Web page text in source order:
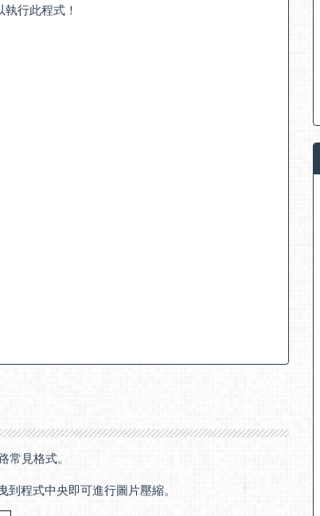
執行此程式！
見格式。
程式中央即可進行圖片壓縮。